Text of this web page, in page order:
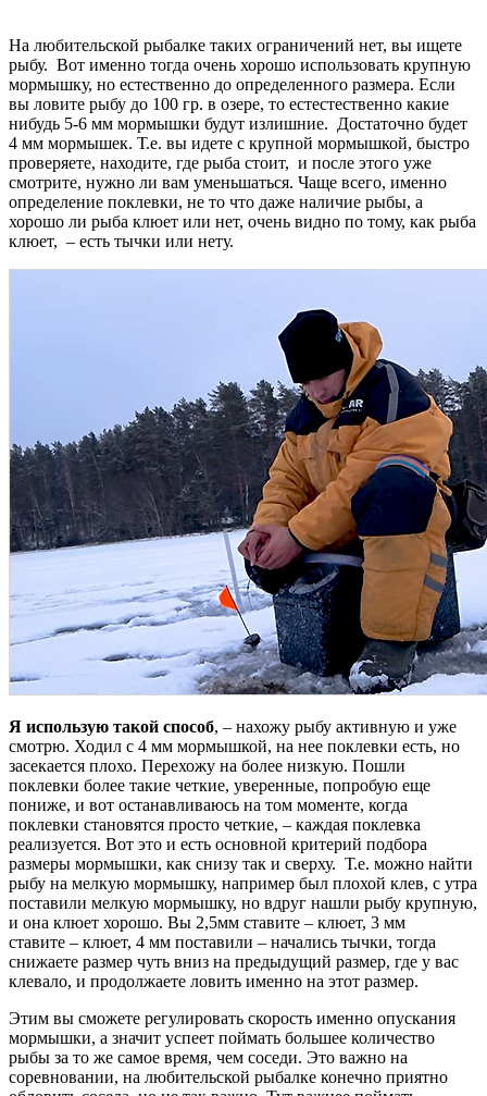
На любительской рыбалке таких ограничений нет, вы ищете
рыбу. Вот именно тогда очень хорошо использовать крупную
мормышку, но естественно до определенного размера. Если
вы ловите рыбу до 100 гр. в озере, то естестественно какие
нибудь 5-6 мм мормышки будут излишние. Достаточно будет
4 мм мормышек. Т.е. вы идете с крупной мормышкой, быстро
проверяете, находите, где рыба стоит, и после этого уже
смотрите, нужно ли вам уменьшаться. Чаще всего, именно
определение поклевки, не то что даже наличие рыбы, а
хорошо ли рыба клюет или нет, очень видно по тому, как рыба
клюет, – есть тычки или нету.
Я использую такой способ, – нахожу рыбу активную и уже
смотрю. Ходил с 4 мм мормышкой, на нее поклевки есть, но
засекается плохо. Перехожу на более низкую. Пошли
поклевки более такие четкие, уверенные, попробую еще
пониже, и вот останавливаюсь на том моменте, когда
поклевки становятся просто четкие, – каждая поклевка
реализуется. Вот это и есть основной критерий подбора
размеры мормышки, как снизу так и сверху. Т.е. можно найти
рыбу на мелкую мормышку, например был плохой клев, с утра
поставили мелкую мормышку, но вдруг нашли рыбу крупную,
и она клюет хорошо. Вы 2,5мм ставите – клюет, 3 мм
ставите – клюет, 4 мм поставили – начались тычки, тогда
снижаете размер чуть вниз на предыдущий размер, где у вас
клевало, и продолжаете ловить именно на этот размер.
Этим вы сможете регулировать скорость именно опускания
мормышки, а значит успеет поймать большее количество
рыбы за то же самое время, чем соседи. Это важно на
соревновании, на любительской рыбалке конечно приятно